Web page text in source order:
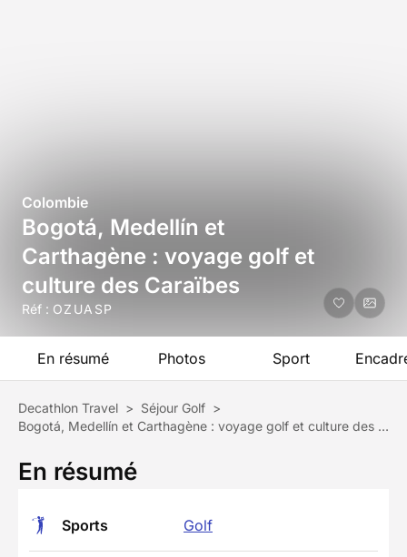
Colombie
Bogotá, Medellín et
Carthagène : voyage golf et
culture des Caraïbes
Réf : OZUASP
En résumé Photos Sport
Decathlon Travel > Séjour Golf >
Bogotá, Medellín et Carthagène : voyage golf et culture des Caraïbes
En résumé
Sports Golf